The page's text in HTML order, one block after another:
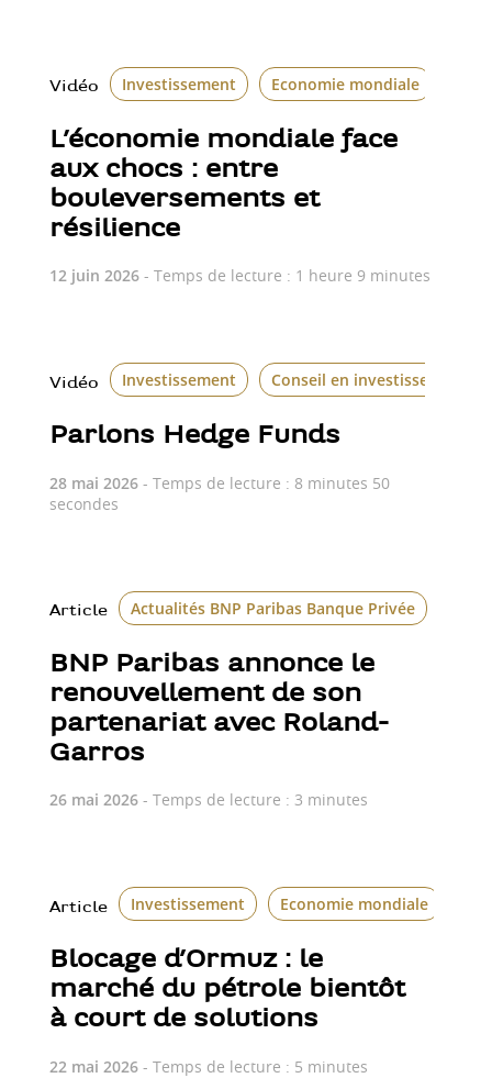
Vidéo Investissement Economie mondiale
L’économie mondiale face
aux chocs : entre
bouleversements et
résilience
12 juin 2026- Temps de lecture : 1 heure 9 minutes
Vidéo Investissement Conseil en investissement
Parlons Hedge Funds
28 mai 2026- Temps de lecture : 8 minutes 50
secondes
Article Actualités BNP Paribas Banque Privée
BNP Paribas annonce le
renouvellement de son
partenariat avec Roland-
Garros
26 mai 2026- Temps de lecture : 3 minutes
Article Investissement Economie mondiale
Blocage d’Ormuz : le
marché du pétrole bientôt
à court de solutions
22 mai 2026- Temps de lecture : 5 minutes